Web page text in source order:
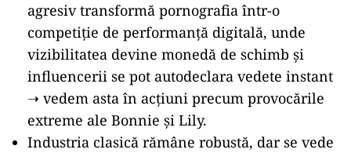
agresiv transformă pornografia într-o
competiție de performanță digitală, unde
vizibilitatea devine monedă de schimb și
influencerii se pot autodeclara vedete instant
➝ vedem asta în acțiuni precum provocările
extreme ale Bonnie și Lily.
Industria clasică rămâne robustă, dar se vede